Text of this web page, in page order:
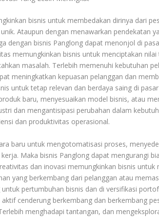
bisnis untuk membedakan dirinya dari
Ataupun dengan menawarkan pendekatan
dengan bisnis Panglong dapat menonjol di
memungkinkan bisnis untuk menciptakan
masalah. Terlebih memenuhi kebutuhan
meningkatkan kepuasan pelanggan dan
untuk tetap relevan dan berdaya saing di
baru, menyesuaikan model bisnis, atau
dan mengantisipasi perubahan dalam
dan produktivitas operasional.
baru untuk mengotomatisasi proses,
Maka bisnis Panglong dapat mengurangi
dan inovasi memungkinkan bisnis
yang berkembang dari pelanggan atau
pertumbuhan bisnis dan di versifikasi
cenderung berkembang dan berkembang
menghadapi tantangan, dan